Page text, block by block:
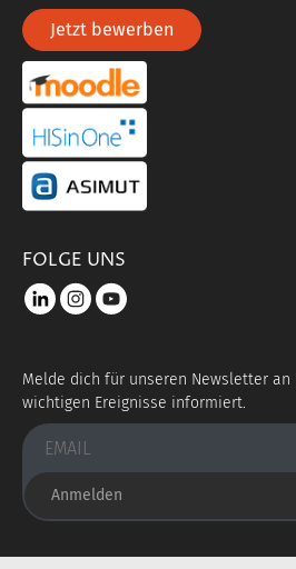
Jetzt bewerben
portal link moddle
portal link hisinone
portal link asimut
FOLGE UNS
LinkedIninstagram
youtube
Melde dich für unseren Newsletter
wichtigen Ereignisse informiert.
Anmelden